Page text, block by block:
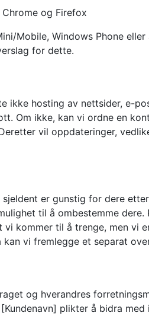
og Firefox
Mobile, Windows Phone
for dette.
ikke hosting av nettsider, e-
Om ikke, kan vi ordne en
vil oppdateringer,
er gunstig for dere
til å ombestemme
kommer til å trenge, men vi
vi fremlegge et separat
og hverandres
plikter å bidra